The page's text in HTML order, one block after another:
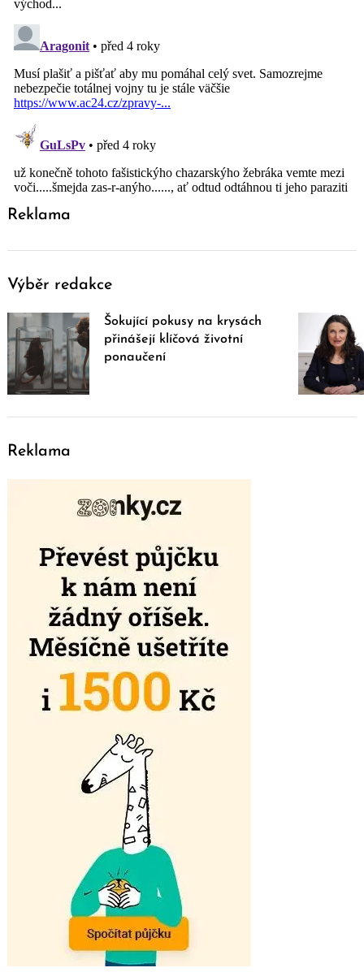
Reklama
Výběr redakce
Šokující pokusy na krysách
přinášejí klíčová životní
ponaučení
Reklama